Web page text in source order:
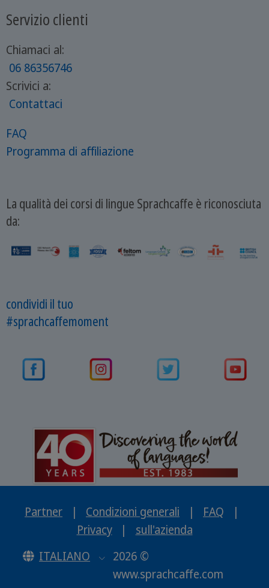
Servizio clienti
Chiamaci al:
06 86356746
Scrivici a:
Contattaci
FAQ
Programma di affiliazione
La qualità dei corsi di lingue Sprachcaffe è riconosciuta
da:
condividi il tuo
#sprachcaffemoment
Partner | Condizioni generali | FAQ
|
Privacy
|
sull'azienda
ITALIANO
2026 ©
www.sprachcaffe.com